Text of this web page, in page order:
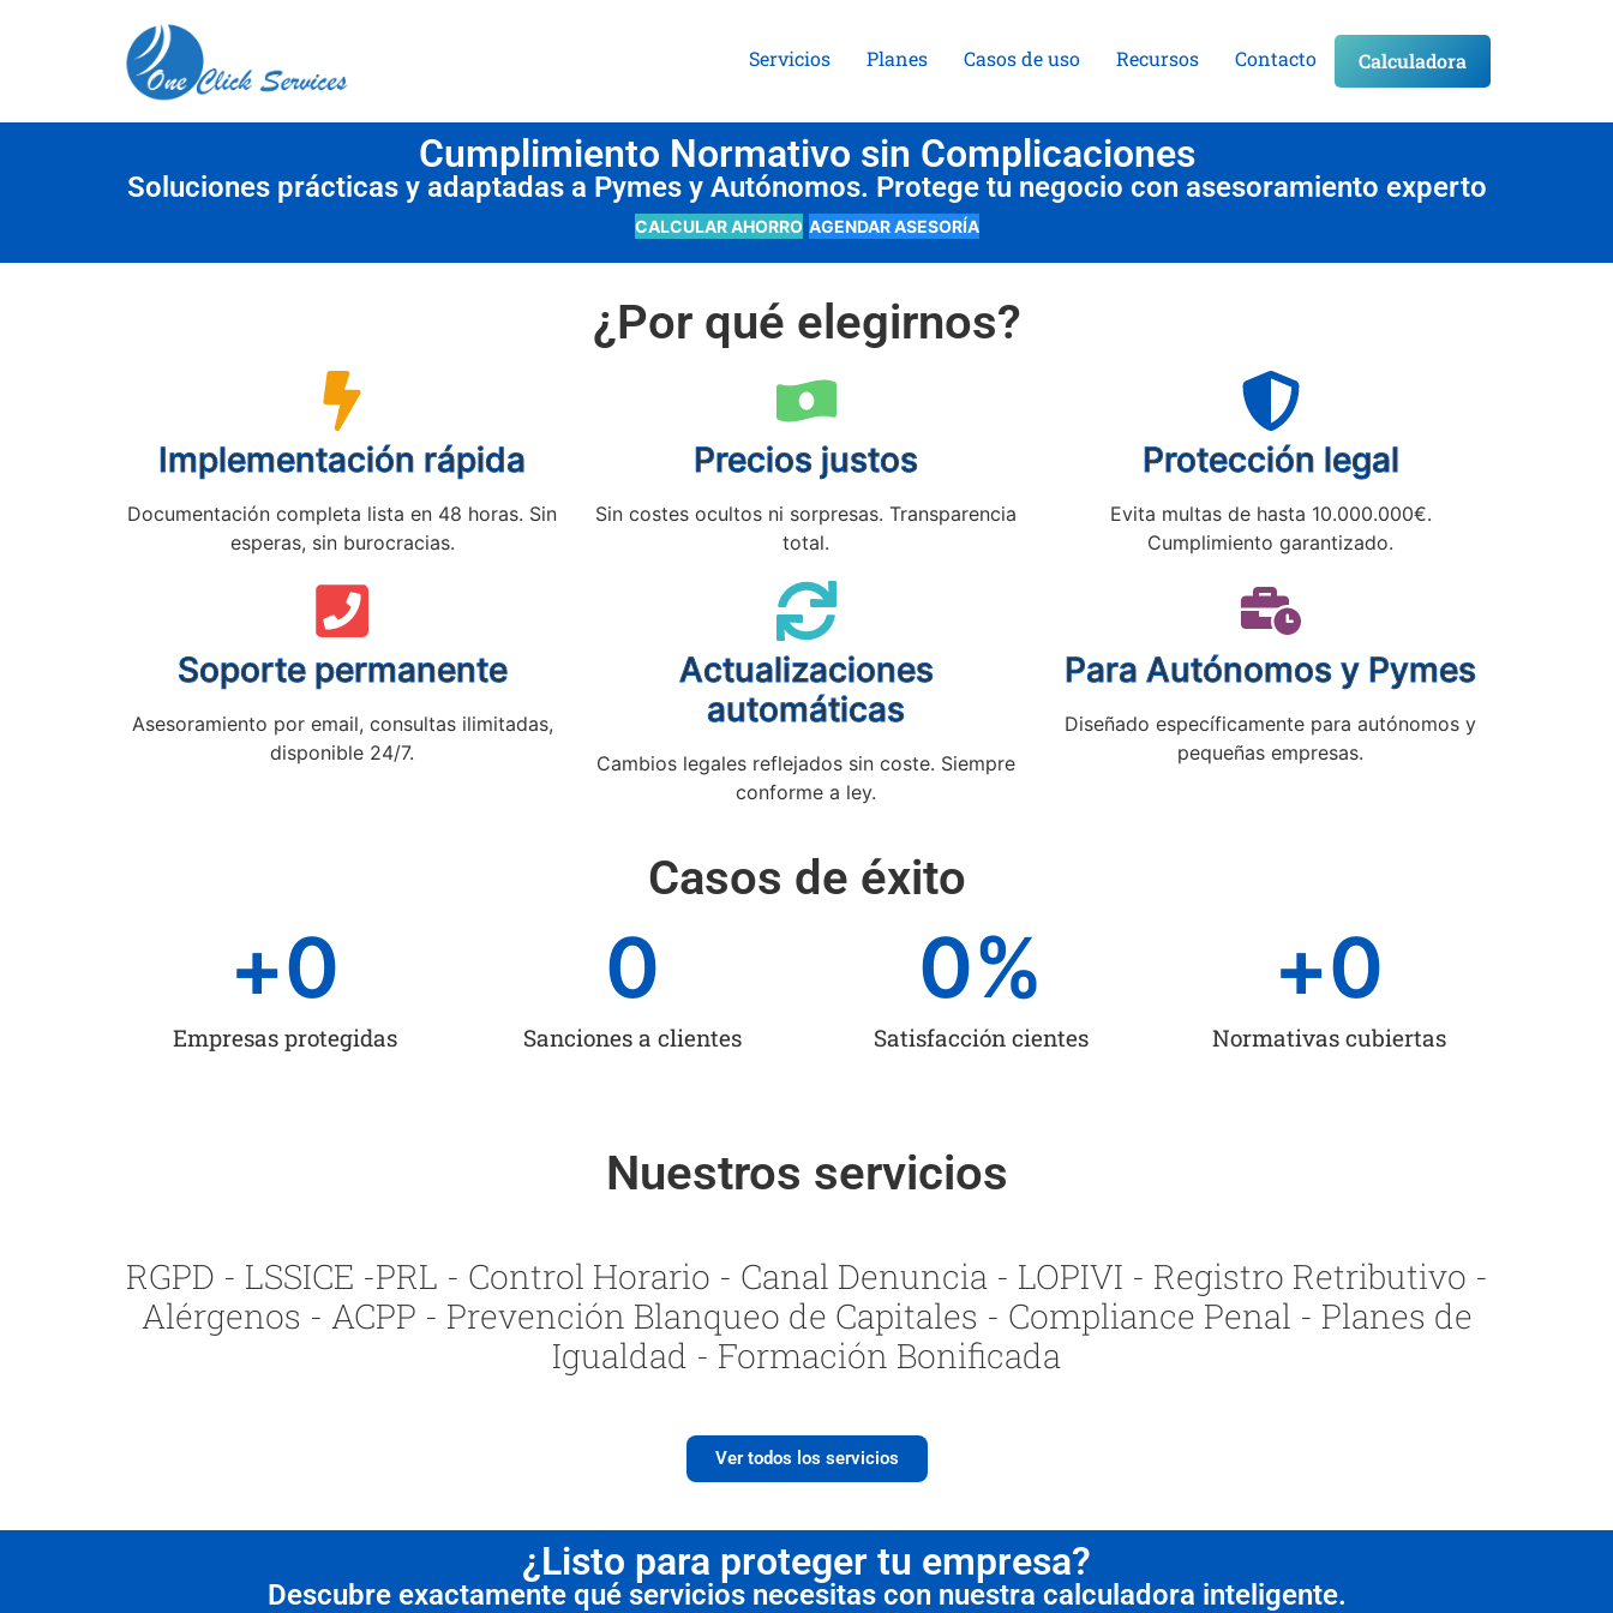
Servicios Planes Casos de uso Recursos Contacto Calculadora
Cumplimiento Normativo sin Complicaciones
Soluciones prácticas y adaptadas a Pymes y Autónomos. Protege tu negocio con asesoramiento experto
CALCULAR AHORRO AGENDAR ASESORÍA
¿Por qué elegirnos?
Implementación rápida
Documentación completa lista en 48 horas. Sin
esperas, sin burocracias.
Precios justos
Sin costes ocultos ni sorpresas. Transparencia
total.
Protección legal
Evita multas de hasta 10.000.000€.
Cumplimiento garantizado.
Soporte permanente
Asesoramiento por email, consultas ilimitadas,
disponible 24/7.
Actualizaciones
automáticas
Cambios legales reflejados sin coste. Siempre
conforme a ley.
Para Autónomos y Pymes
Diseñado específicamente para autónomos y
pequeñas empresas.
Casos de éxito
Empresas protegidas
+0
Sanciones a clientes
0
Satisfacción cientes
0%
Normativas cubiertas
+0
Nuestros servicios
RGPD - LSSICE -PRL - Control Horario - Canal Denuncia - LOPIVI - Registro Retributivo -
Alérgenos - ACPP - Prevención Blanqueo de Capitales - Compliance Penal - Planes de
Igualdad - Formación Bonificada
Ver todos los servicios
¿Listo para proteger tu empresa?
Descubre exactamente qué servicios necesitas con nuestra calculadora inteligente.